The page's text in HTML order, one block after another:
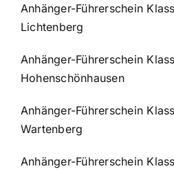
Anhänger-Führerschein
Lichtenberg
Anhänger-Führerschein
Hohenschönhausen
Anhänger-Führerschein
Wartenberg
Anhänger-Führerschein